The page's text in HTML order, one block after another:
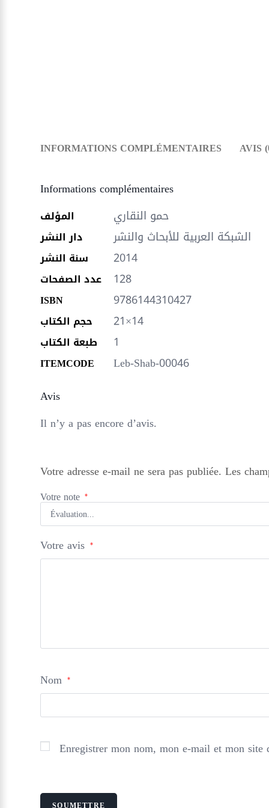
INFORMATIONS COMPLÉMENTAIRES AVIS
Informations complémentaires
المؤلف حمو النقاري
دار النشر الشبكة العربية للأبحاث والنشر
سنة النشر 2014
عدد الصفحات 128
ISBN 9786144310427
حجم الكتاب 21×14
طبعة الكتاب 1
ITEMCODE
Leb-Shab-00046
Avis
Il n’y a pas encore d’avis.
Votre adresse e-mail ne sera pas publiée. Les
Votre note *
Votre avis *
Nom *
Enregistrer mon nom, mon e-mail et mon